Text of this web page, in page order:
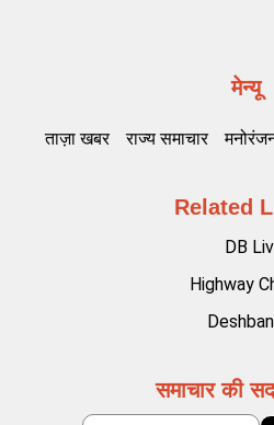
मेन्यू
ताज़ा खबर राज्य समाचार
Related
DB
Highway
समाचार की